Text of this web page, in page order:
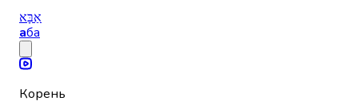
אַבָּא
аба
Корень